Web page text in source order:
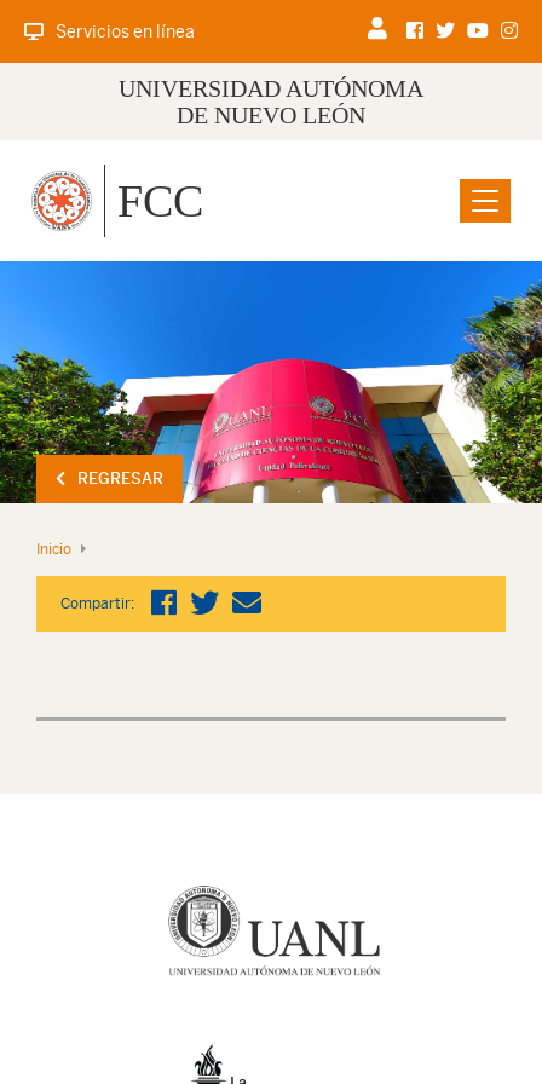
Servicios en línea
UNIVERSIDAD AUTÓNOMA
DE NUEVO LEÓN
Menu
FCC
REGRESAR
Inicio
Compartir: